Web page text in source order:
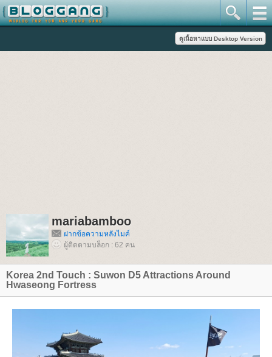
mariabamboo
ฝากข้อความหลังไมค์
ผู้ติดตามบล็อก : 62 คน
Korea 2nd Touch : Suwon D5 Attractions Around
Hwaseong Fortress